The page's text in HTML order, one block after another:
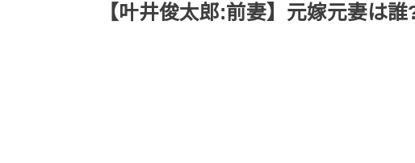
【叶井俊太郎:前妻】元嫁元妻は